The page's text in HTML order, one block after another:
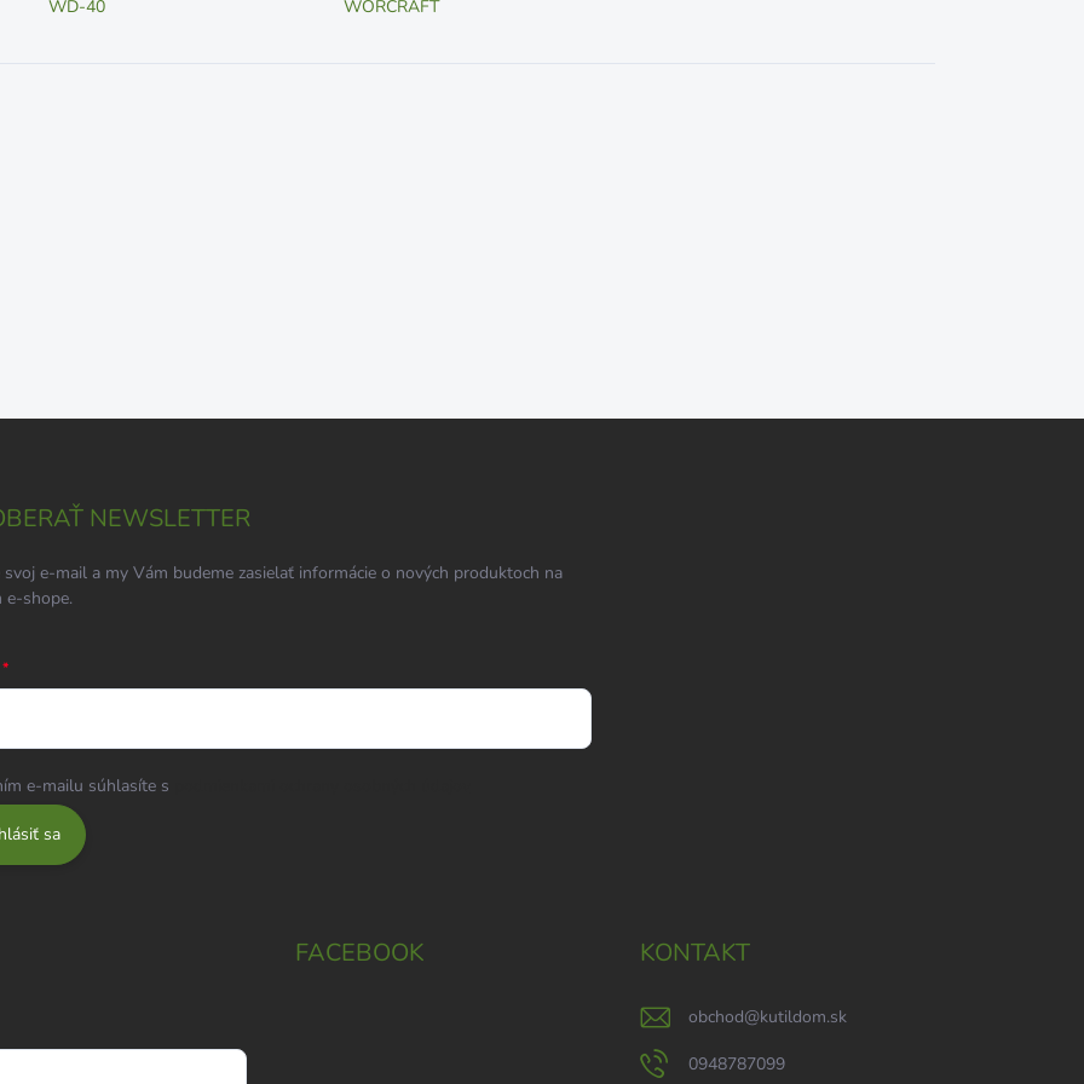
WD-40 WORCRAFT
NEWSLETTER
e-mail a my Vám budeme zasielať informácie o nových produktoch na
e-shope.
e-mailu súhlasíte s
sa
FACEBOOK KONTAKT
obchod@kutildom.sk
0948787099